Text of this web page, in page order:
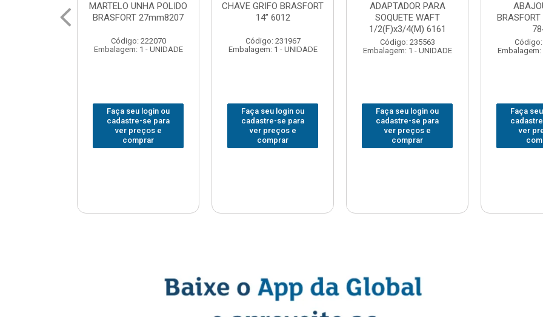
MARTELO UNHA POLIDO
BRASFORT 27mm8207
Código: 222070
Embalagem: 1 - UNIDADE
Faça seu login ou
cadastre-se para
ver preços e
comprar
CHAVE GRIFO BRASFORT
14” 6012
Código: 231967
Embalagem: 1 - UNIDADE
Faça seu login ou
cadastre-se para
ver preços e
comprar
ADAPTADOR PARA
SOQUETE WAFT
1/2(F)x3/4(M) 6161
Código: 235563
Embalagem: 1 - UNIDADE
Faça seu login ou
cadastre-se para
ver preços e
comprar
Embalagem:
Faça
ver